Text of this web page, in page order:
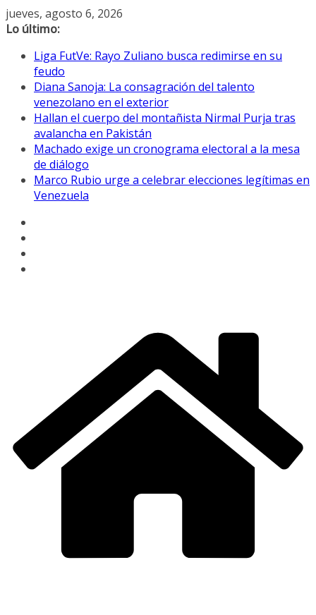
Saltar
al
jueves, agosto 6, 2026
Lo último:
Liga FutVe: Rayo Zuliano busca redimirse en su
feudo
Diana Sanoja: La consagración del talento
venezolano en el exterior
Hallan el cuerpo del montañista Nirmal Purja tras
avalancha en Pakistán
Machado exige un cronograma electoral a la mesa
de diálogo
Marco Rubio urge a celebrar elecciones legítimas en
Venezuela